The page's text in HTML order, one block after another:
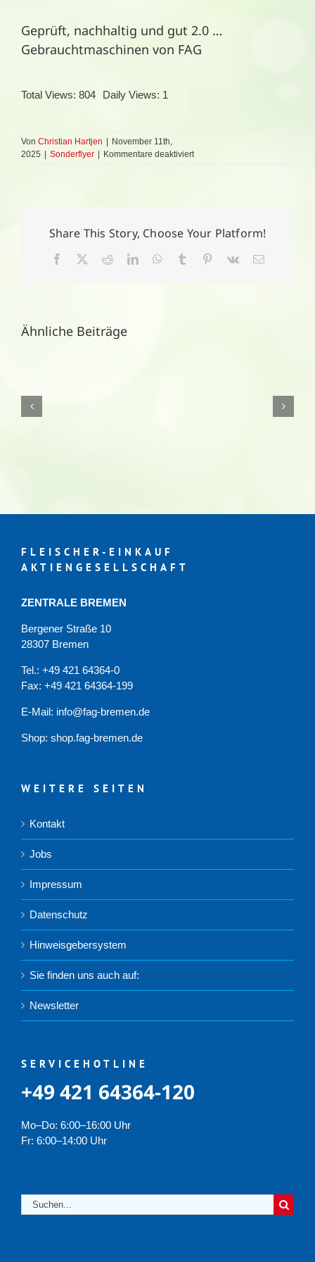
Geprüft, nachhaltig und gut 2.0 …
Gebrauchtmaschinen von FAG
Total Views: 804 Daily Views: 1
Von Christian Hartjen
November 11th,
2025
Sonderflyer Kommentare deaktiviertfür
…
von
Share This Story, Choose Your Platform!
Facebook RedditLinkedInWhatsApp
Tumblr Pinterest
Vk
E-
Ähnliche Beiträge
FLEISCHER-EINKAUF
AKTIENGESELLSCHAFT
ZENTRALE BREMEN
Bergener Straße 10
28307 Bremen
Tel.: +49 421 64364-0
Fax: +49 421 64364-199
E-Mail: info@fag-bremen.de
Shop: shop.fag-bremen.de
WEITERE SEITEN
Kontakt
Jobs
Impressum
Datenschutz
Hinweisgebersystem
Sie finden uns auch auf:
Newsletter
SERVICEHOTLINE
+49 421 64364-120
Mo–Do: 6:00–16:00 Uhr
Fr: 6:00–14:00 Uhr
Suche
nach: